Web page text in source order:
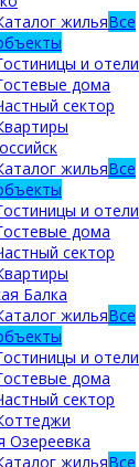
жильяВсе
и отели
дома
сектор
жильяВсе
и отели
дома
сектор
Балка
жильяВсе
и отели
дома
сектор
жильяВсе